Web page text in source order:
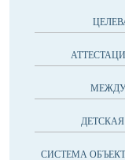
CИСТЕМА